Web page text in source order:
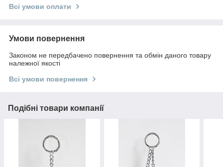
Всі умови оплати
Умови повернення
Законом не передбачено повернення та обмін даного товару
належної якості
Всі умови повернення
Подібні товари компанії